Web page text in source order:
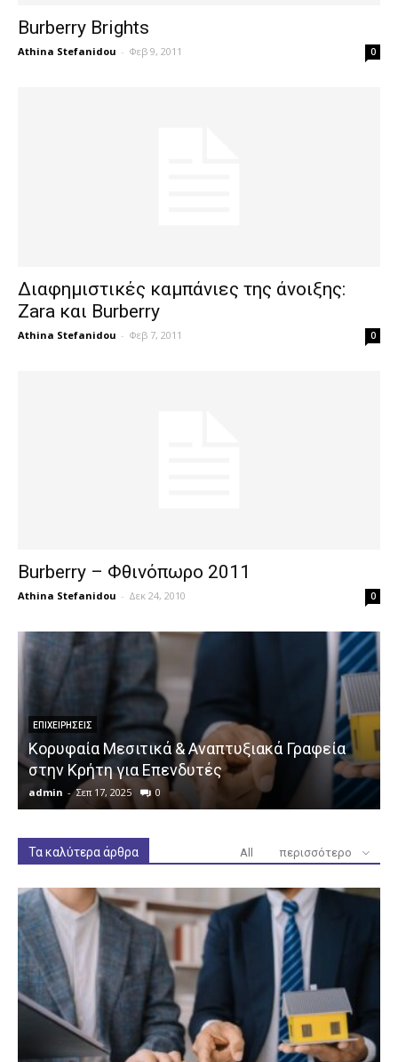
Burberry Brights
Athina Stefanidou - Φεβ 9, 2011 0
Διαφημιστικές καμπάνιες της άνοιξης:
Zara και Burberry
Athina Stefanidou - Φεβ 7, 2011 0
Burberry – Φθινόπωρο 2011
Athina Stefanidou - Δεκ 24, 2010 0
ΕΠΙΧΕΙΡΉΣΕΙΣ
Κορυφαία Μεσιτικά & Αναπτυξιακά Γραφεία
στην Κρήτη για Επενδυτές
admin - Σεπ 17, 2025 0
Τα καλύτερα άρθρα All περισσότερο